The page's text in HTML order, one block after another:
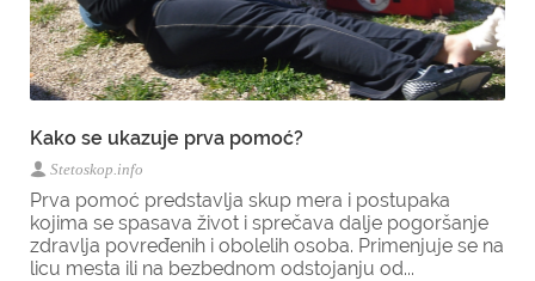
Kako se ukazuje prva pomoć?
Stetoskop.info
Prva pomoć predstavlja skup mera i postupaka
kojima se spasava život i sprečava dalje pogoršanje
zdravlja povređenih i obolelih osoba. Primenjuje se na
licu mesta ili na bezbednom odstojanju od...